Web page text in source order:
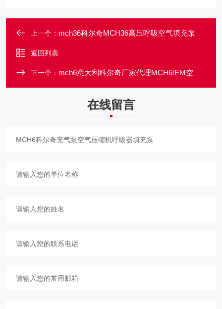
上一个： mch36科尔奇MCH36高压呼吸空气填充泵
返回列表
下一个： mch6意大利科尔奇厂家代理MCH6/EM空气填充泵
在线留言